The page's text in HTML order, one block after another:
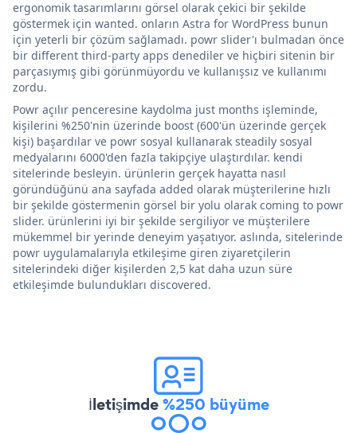
ergonomik tasarımlarını görsel olarak çekici bir şekilde
göstermek için wanted. onların Astra for WordPress bunun
için yeterli bir çözüm sağlamadı. powr slider'ı bulmadan önce
bir different third-party apps denediler ve hiçbiri sitenin bir
parçasıymış gibi görünmüyordu ve kullanışsız ve kullanımı
zordu.
Powr açılır penceresine kaydolma just months işleminde,
kişilerini %250'nin üzerinde boost (600'ün üzerinde gerçek
kişi) başardılar ve powr sosyal kullanarak steadily sosyal
medyalarını 6000'den fazla takipçiye ulaştırdılar. kendi
sitelerinde besleyin. ürünlerin gerçek hayatta nasıl
göründüğünü ana sayfada added olarak müşterilerine hızlı
bir şekilde göstermenin görsel bir yolu olarak coming to powr
slider. ürünlerini iyi bir şekilde sergiliyor ve müşterilere
mükemmel bir yerinde deneyim yaşatıyor. aslında, sitelerinde
powr uygulamalarıyla etkileşime giren ziyaretçilerin
sitelerindeki diğer kişilerden 2,5 kat daha uzun süre
etkileşimde bulundukları discovered.
İletişimde%250 büyüme